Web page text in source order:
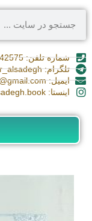
شماره تلفن: 02537842575
تلگرام: nashr_alsadegh@
ایمیل: alsadegh110@gmail.com
اینستا: alsadegh.book